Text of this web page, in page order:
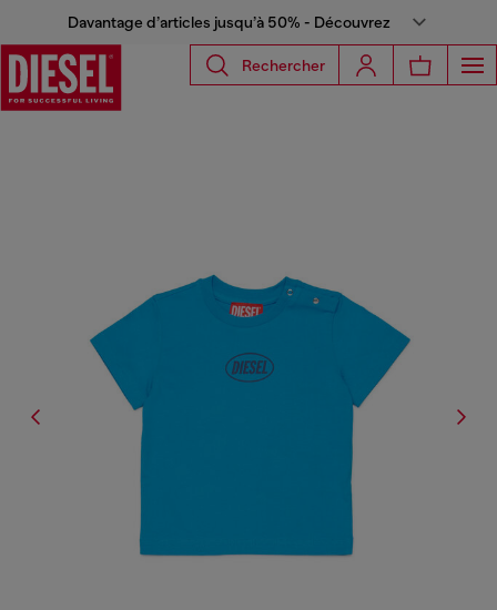
Davantage d’articles jusqu’à 50% - Découvrez
Rechercher